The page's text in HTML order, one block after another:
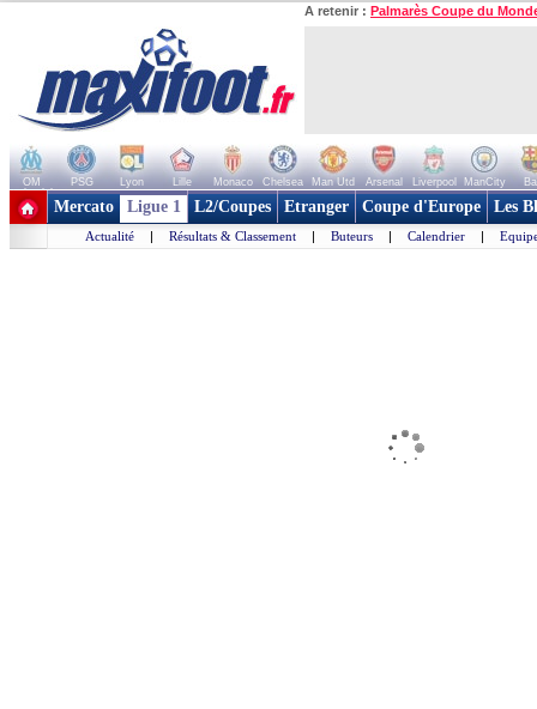
A retenir : Palmarès Coupe du
OM PSG Lyon Lille Monaco Chelsea Man Utd Arsenal Liverpool ManCity
+ de clubs
Mercato Ligue 1 L2/Coupes Etranger Coupe d'Europe Les
Actualité | Résultats & Classement | Buteurs | Calendrier |